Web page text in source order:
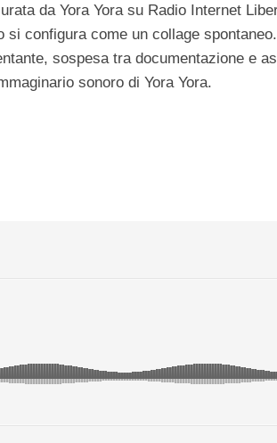
da Yora Yora su Radio Internet
configura come un collage
sospesa tra documentazione e
sonoro di Yora Yora.